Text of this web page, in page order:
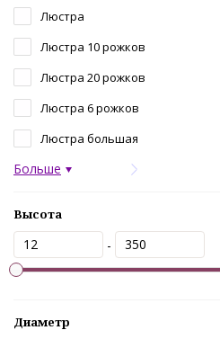
Люстра
Люстра 10 рожков
Люстра 20 рожков
Люстра 6 рожков
Люстра большая
Больше
Высота
-
Диаметр